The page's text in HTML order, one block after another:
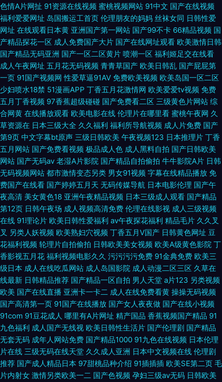
在线免费视频观看 久久伊人青青草原AV 亚洲人妻ntr 99国内精品 久久网站
亚洲精品色婷婷 91午夜探花国产在线 精品无码内射
色情A片网扯 91资源在线视频 蜜桃视频网站 91中文 国产在线视频
福利爱爱网址 岛国搬运工首页 伦理朋友的妈妈 丝袜女同 日韩性爱
网址 在线观看日本黄 亚洲国产第一网站 国产99不卡 66精品视频 国
产精品探花一区 成人免费国产大片 国产在线网址观看 欧美激情日韩
国产精品无码亚洲 国产一区二区黄片 喷潮一区 福利姬足交在线看
成人午夜网址 五月花无码视频 青青草国产 欧美日韩乱 国产屁屁第
一页 91国产视频网 性爱草逼91AV 免费欧美视频 欧美岛国一区二区
少妇喷水18禁 51漫画APP 丁香五月花激情网 欧美爱爱tv视频 免费
五月丁香视频 97香蕉超级碰碰 国产免费看二区 三级黄色片网站 综
合网黄 在线播放观看 欧美电影在线 伦理片在哪里看 蜜桃午夜网 久
草资源在 日本三级大全 久久福利 福利所导航视频 成人片免费 国产
第9页 中文字幕bt原声 三级日韩欧美 午夜视频123 日本推理片 丁香
五月网站 国产免费看视频 极品成人色 成人黑料自拍 国产日韩欧美
网站 国产无码av 老湿A片影院 国产精品自拍偷拍 牛牛影院A片 日韩
无码视频网站 都市激情变态另类 男女91视频 字幕在线精品播放 免
费国产在线看 国产婷婷五月天 无码传媒导航 日本电影伦理 国产午
夜高清 美女黄色18 亚洲午夜精品视频 日本三级成人观看 国产精品
第12页 日韩午夜场 成人视频高清免费 伦理在线影视 成人三级视频
在线 91理论片 欧美日韩性爱福利 av午夜探花福利 精品毛片 久久叉
叉 另类人妖视频 欧美熟妇穴视频 丁香五月V国产 日韩黄色网址 豆
花福利视频 轮理片自拍偷拍 日韩欧美美女视频 欧美A级黄色影院 丁
香影视五月花 福利视频电影久久 污污污污免费 91金典免费 欧美三
级日本 成人在线吃瓜网站 成人岛国影院 成人动漫二区三区 久草在
线最新 日韩精品推荐 国产精品一区自拍 男人天堂 a片123 另类视频
欧美 国产在线直播 亚洲卡一卡二 成人在线免费看黄 操操无码视频
国产高清第一页 91国产在线播放 国产女人夜夜做 国产在线小视频
91com 91豆花成人 哪里有A片网址 精产国品 香蕉视频国产精品 91
九色福利 成人国产无线视 欧美日韩性生活片 国产伦理剧 国产精品
无套无码 成年人网站免费 国产精品1000 91九色在线视频 日本伦理
片在线 三级无码在线天堂 久久成人亚洲 日本中文视频在线 伦理剧
推荐 国产成人精品日本 97甜桃品种介绍 91插插插 欧美SE第二页 毛
片内射女 激情另类欧美一二 国产色视频 孕妇三级av无码 日韩欧美